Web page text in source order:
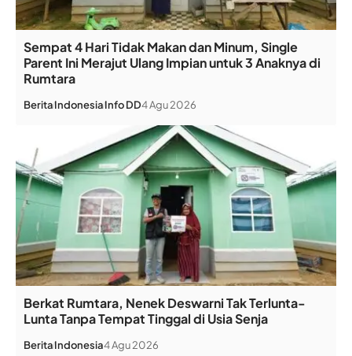
Sempat 4 Hari Tidak Makan dan Minum, Single
Parent Ini Merajut Ulang Impian untuk 3 Anaknya di
Rumtara
BeritaIndonesiaInfo DD4 Agu 2026
Berkat Rumtara, Nenek Deswarni Tak Terlunta-
Lunta Tanpa Tempat Tinggal di Usia Senja
BeritaIndonesia4 Agu 2026